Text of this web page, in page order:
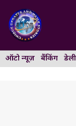
content
ऑटो न्यूज़ बैंकिंग